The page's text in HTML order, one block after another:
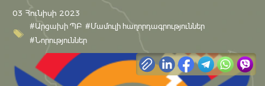
03 Հունիսի 2023
#Արցախի ՊԲ #Մամուլի հաղորդագրություններ
#Նորություններ